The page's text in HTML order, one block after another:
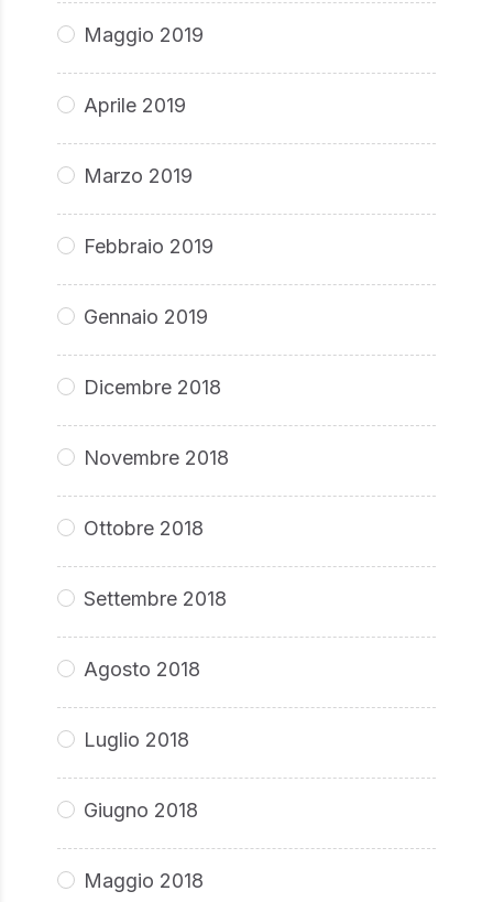
Maggio 2019
Aprile 2019
Marzo 2019
Febbraio 2019
Gennaio 2019
Dicembre 2018
Novembre 2018
Ottobre 2018
Settembre 2018
Agosto 2018
Luglio 2018
Giugno 2018
Maggio 2018